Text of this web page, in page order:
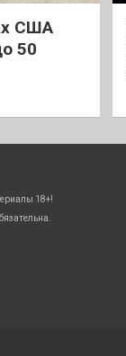
США
50
18+!